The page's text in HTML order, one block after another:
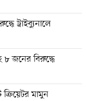
ট্রাইব্যুনালে
৮ জনের বিরুদ্ধে
ক্রিয়েটর মামুন